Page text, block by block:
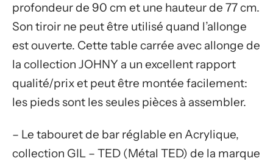
profondeur de 90 cm et une hauteur de 77 cm.
Son tiroir ne peut être utilisé quand l’allonge
est ouverte. Cette table carrée avec allonge de
la collection JOHNY a un excellent rapport
qualité/prix et peut être montée facilement:
les pieds sont les seules pièces à assembler.
– Le tabouret de bar réglable en Acrylique,
collection GIL – TED (Métal TED) de la marque